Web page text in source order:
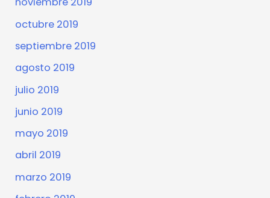
octubre 2019
septiembre 2019
agosto 2019
julio 2019
junio 2019
mayo 2019
abril 2019
marzo 2019